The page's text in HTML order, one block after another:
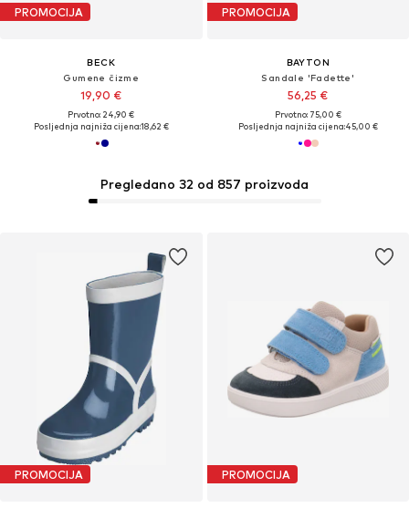
PROMOCIJA
BECK
Gumene čizme
19,90 €
Prvotno: 24,90 €
Posljednja najniža cijena:18,62 €
PROMOCIJA
BAYTON
Sandale 'Fadette'
56,25 €
Prvotno: 75,00 €
Posljednja najniža cijena:45,00 €
Pregledano 32 od 857 proizvoda
PROMOCIJA PROMOCIJA